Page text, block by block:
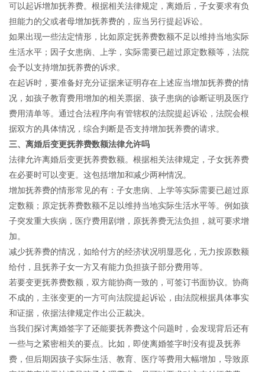
可以起诉增加抚养费。根据相关法律规定，离婚后，子女要求有负
担能力的父或者母增加抚养费的，应当另行提起诉讼。
如果出现一些法定情形，比如原定抚养费数额不足以维持当地实际
生活水平；因子女患病、上学，实际需要已超过原定数额等，法院
会予以支持增加抚养费的诉求。
在起诉时，要准备好充分证据来证明存在上述应当增加抚养费的情
况，如孩子教育费用增加的相关票据、孩子患病的诊断证明及医疗
费用清单等。通过合法程序向有管辖权的法院提起诉讼，法院会根
据双方的具体情况，综合判断是否支持增加抚养费的请求。
三、离婚后变更抚养费数额法律允许吗
法律允许离婚后变更抚养费数额。根据相关法律规定，子女抚养费
在必要时可以变更。这包括增加和减少两种情况。
增加抚养费的情形常见的有：子女患病、上学等实际需要已超过原
定数额；原定抚养费数额不足以维持当地实际生活水平等。例如孩
子突发重大疾病，医疗费用剧增，原抚养费无法负担，就可要求增
加。
减少抚养费的情况，如给付方的经济状况明显恶化，无力按原数额
给付，且抚养子女一方又有能力负担孩子部分费用等。
若要变更抚养费数额，双方能协商一致的，可签订书面协议。协商
不成的，主张变更的一方可向法院提起诉讼，由法院根据具体事实
和证据，依据法律规定作出公正裁决。
当我们探讨离婚签字了还能要抚养费这个问题时，会发现背后还有
一些与之紧密相关的要点。比如，即使离婚签字时没有提及抚养
费，但后期因孩子实际生活、教育、医疗等费用大幅增加，导致原